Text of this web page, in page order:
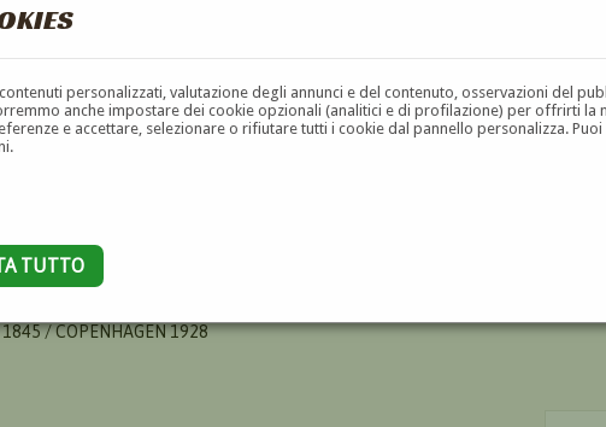
personalizzati, valutazione degli annunci e del contenuto, osservazioni del
anche impostare dei cookie opzionali (analitici e di profilazione) per offrirti la
e accettare, selezionare o rifiutare tutti i cookie dal pannello personalizza.
TUTTO
1845 / COPENHAGEN 1928